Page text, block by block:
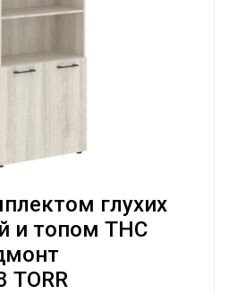
глухих
и топом THC
TORR